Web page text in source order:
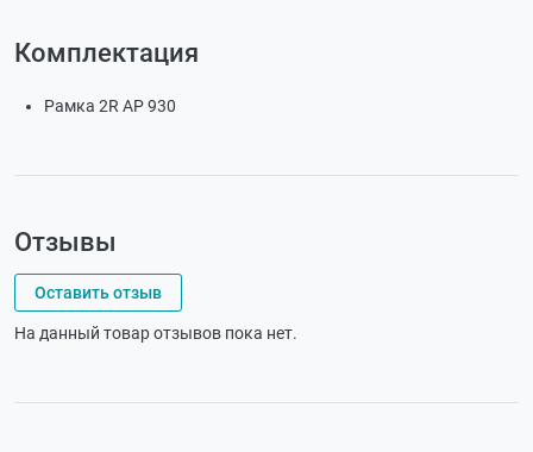
Комплектация
Рамка 2R AP 930
Отзывы
Оставить отзыв
На данный товар отзывов пока нет.